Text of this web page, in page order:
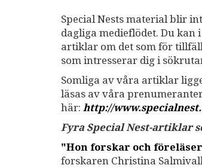
Special Nests material blir
dagliga medieflödet. Du kan
artiklar om det som för
som intresserar dig i
Somliga av våra artiklar
läsas av våra
här: http://
Fyra Special Nest-artiklar
"Hon forskar och
forskaren Christina